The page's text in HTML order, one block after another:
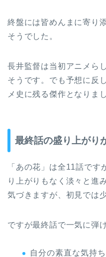
終盤には皆めんまに寄り
そうでした。
長井監督は当初アニメら
そうです。でも予想に反
メ史に残る傑作となりま
最終話の盛り上がり
「あの花」は全11話で
り上がりもなく淡々と進
気づきますが、初見では
ですが最終話で一気に弾
自分の素直な気持